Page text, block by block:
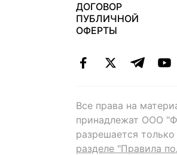
ДОГОВОР
ПУБЛИЧНОЙ
ОФЕРТЫ
Все права на
принадлежат ООО
разрешается
разделе "Правила